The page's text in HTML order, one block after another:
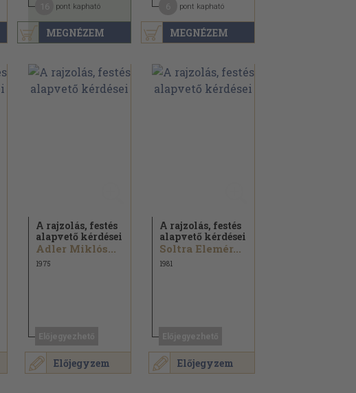
MEGNÉZEM
pont kapható
MEGNÉZEM
pont kapható
Előjegyzem
A rajzolás, festés
alapvető kérdései
Adler Miklós...
1975
Előjegyzem
A rajzolás, festés
alapvető kérdései
Soltra Elemér...
1981